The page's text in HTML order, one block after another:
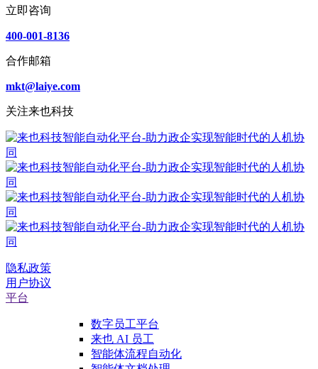
立即咨询
400-001-8136
合作邮箱
mkt@laiye.com
关注来也科技
隐私政策
用户协议
平台
数字员工平台
来也 AI 员工
智能体流程自动化